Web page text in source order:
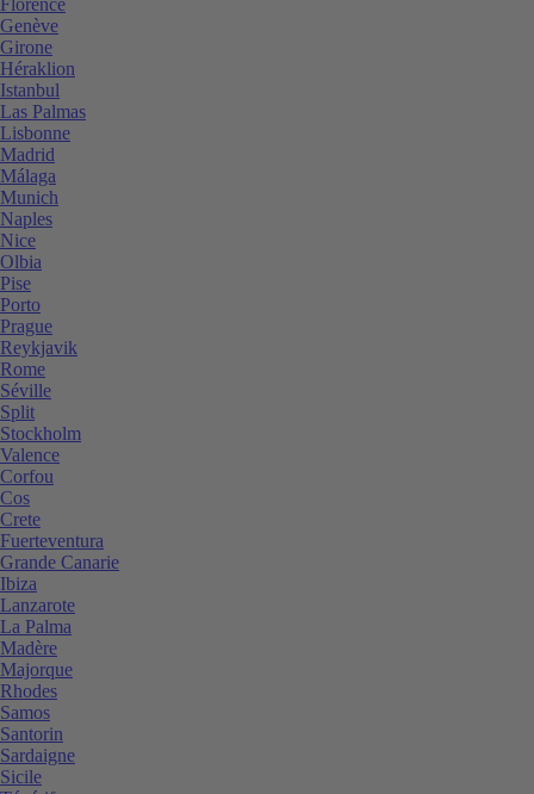
Genève
Girone
Héraklion
Istanbul
Las Palmas
Lisbonne
Madrid
Málaga
Munich
Naples
Nice
Olbia
Pise
Porto
Prague
Reykjavik
Rome
Séville
Split
Stockholm
Valence
Corfou
Cos
Crete
Fuerteventura
Grande Canarie
Ibiza
Lanzarote
La Palma
Madère
Majorque
Rhodes
Samos
Santorin
Sardaigne
Sicile